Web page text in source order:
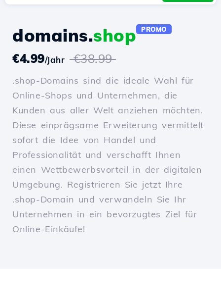
domains.shop PROMO
€4.99/Jahr €38.99
.shop-Domains sind die ideale Wahl für
Online-Shops und Unternehmen, die
Kunden aus aller Welt anziehen möchten.
Diese einprägsame Erweiterung vermittelt
sofort die Idee von Handel und
Professionalität und verschafft Ihnen
einen Wettbewerbsvorteil in der digitalen
Umgebung. Registrieren Sie jetzt Ihre
.shop-Domain und verwandeln Sie Ihr
Unternehmen in ein bevorzugtes Ziel für
Online-Einkäufe!